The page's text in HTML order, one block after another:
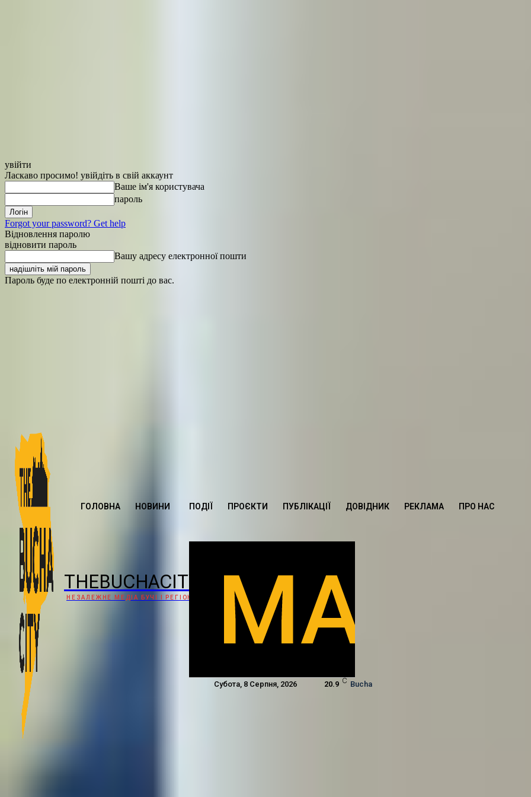
увійти
Ласкаво просимо! увійдіть в свій аккаунт
Ваше ім'я користувача
пароль
Forgot your password? Get help
Відновлення паролю
відновити пароль
Вашу адресу електронної пошти
Пароль буде по електронній пошті до вас.
THEBUCHACITY
НЕЗАЛЕЖНЕ МЕДІА БУЧІ І РЕГІОНУ
ГОЛОВНА НОВИНИ ПОДІЇ ПРОЄКТИ ПУБЛІКАЦІЇ ДОВІДНИК РЕКЛАМА ПРО НАС
Субота, 8 Серпня, 2026 20.9 C Bucha